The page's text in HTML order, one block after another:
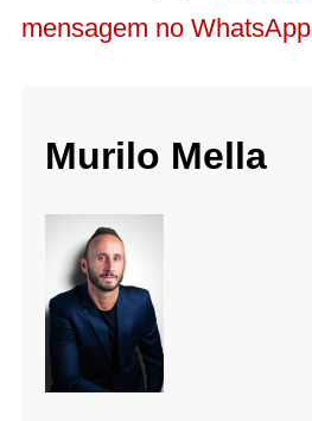
mensagem no WhatsApp
Murilo Mella